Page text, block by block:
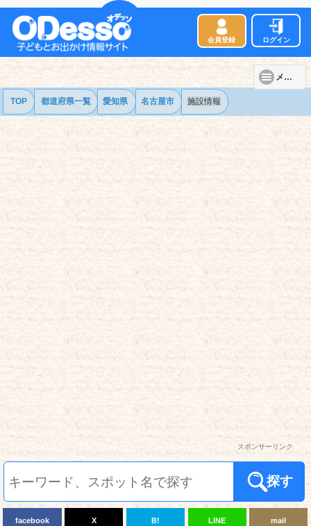
会員登録 ログイン
メニュー
TOP 都道府県一覧 愛知県 名古屋市 施設情報
スポンサーリンク
探す
facebook X B! LINE mail